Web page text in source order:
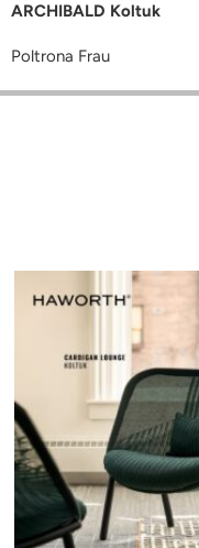
ARCHIBALD Koltuk
Poltrona Frau